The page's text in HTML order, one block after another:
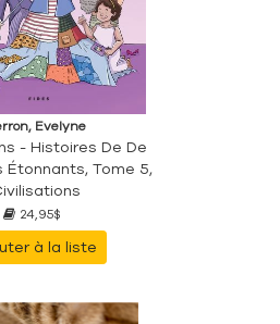
Evelyne
- Histoires De De
Tome 5,
24,95$
à la liste